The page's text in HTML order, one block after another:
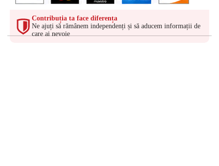
Contribuția ta face diferența
Ne ajuți să rămânem independenți și să aducem informații de
care ai nevoie